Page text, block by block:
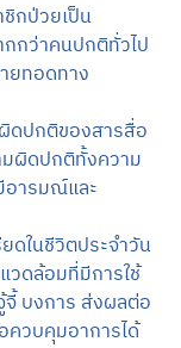
กป่วยเป็น
กกว่าคนปกติทั่วไป
ยทอดทาง
ดปกติของสารสื่อ
ผิดปกติทั้งความ
อารมณ์และ
ดในชีวิตประจำวัน
วดล้อมที่มีการใช้
บงการ ส่งผลต่อ
ควบคุมอาการได้